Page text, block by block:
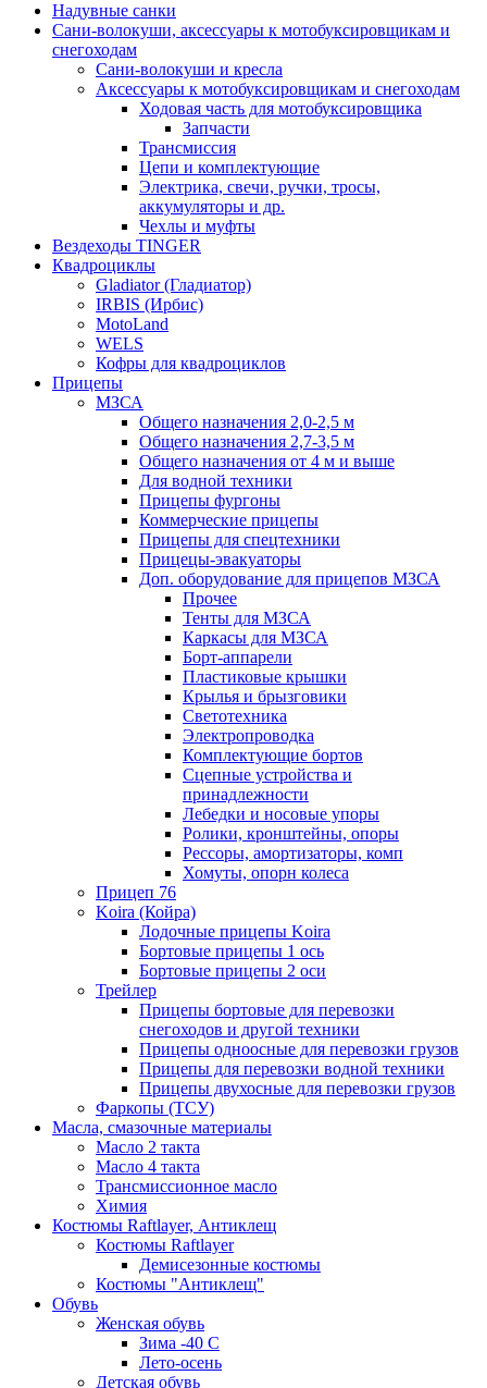
Надувные санки
Сани-волокуши, аксессуары к мотобуксировщикам и
снегоходам
Сани-волокуши и кресла
Аксессуары к мотобуксировщикам и снегоходам
Ходовая часть для мотобуксировщика
Запчасти
Трансмиссия
Цепи и комплектующие
Электрика, свечи, ручки, тросы,
аккумуляторы и др.
Чехлы и муфты
Вездеходы TINGER
Квадроциклы
Gladiator (Гладиатор)
IRBIS (Ирбис)
MotoLand
WELS
Кофры для квадроциклов
Прицепы
МЗСА
Общего назначения 2,0-2,5 м
Общего назначения 2,7-3,5 м
Общего назначения от 4 м и выше
Для водной техники
Прицепы фургоны
Коммерческие прицепы
Прицепы для спецтехники
Прицецы-эвакуаторы
Доп. оборудование для прицепов МЗСА
Прочее
Тенты для МЗСА
Каркасы для МЗСА
Борт-аппарели
Пластиковые крышки
Крылья и брызговики
Светотехника
Электропроводка
Комплектующие бортов
Сцепные устройства и
принадлежности
Лебедки и носовые упоры
Ролики, кронштейны, опоры
Рессоры, амортизаторы, комп
Хомуты, опорн колеса
Прицеп 76
Koira (Койра)
Лодочные прицепы Koira
Бортовые прицепы 1 ось
Бортовые прицепы 2 оси
Трейлер
Прицепы бортовые для перевозки
снегоходов и другой техники
Прицепы одноосные для перевозки грузов
Прицепы для перевозки водной техники
Прицепы двухосные для перевозки грузов
Фаркопы (ТСУ)
Масла, смазочные материалы
Масло 2 такта
Масло 4 такта
Трансмиссионное масло
Химия
Костюмы Raftlayer, Антиклещ
Костюмы Raftlayer
Демисезонные костюмы
Костюмы "Антиклещ"
Обувь
Женская обувь
Зима -40 С
Лето-осень
Детская обувь